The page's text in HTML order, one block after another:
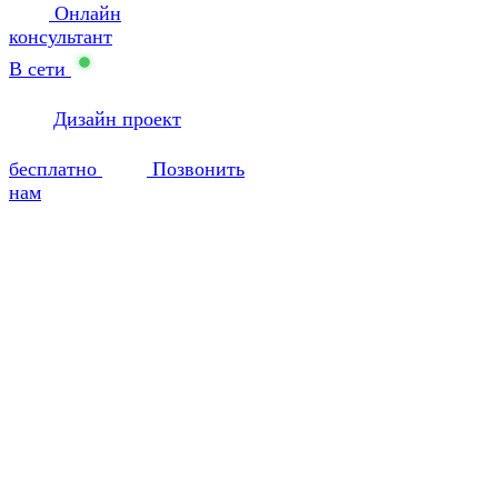
Онлайн
консультант
В сети
Дизайн проект
бесплатно
Позвонить
нам